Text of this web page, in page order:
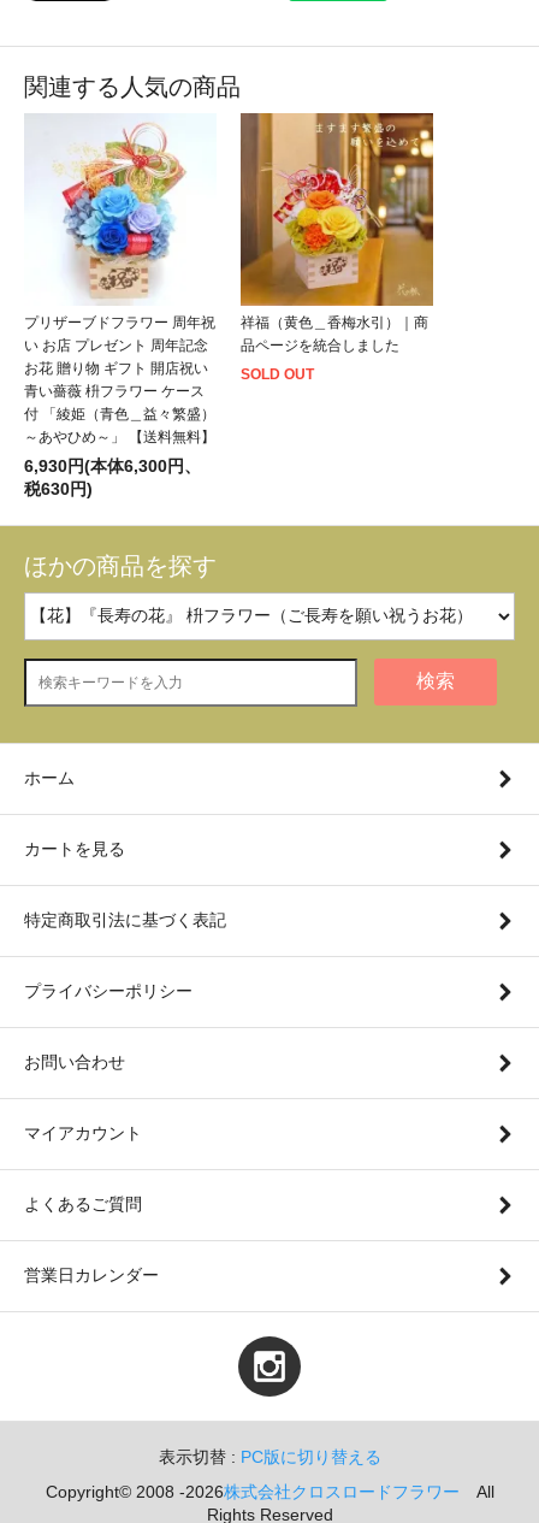
関連する人気の商品
プリザーブドフラワー 周年祝
い お店 プレゼント 周年記念
お花 贈り物 ギフト 開店祝い
青い薔薇 枡フラワー ケース
付 「綾姫（青色＿益々繁盛）
～あやひめ～」 【送料無料】
6,930円(本体6,300円、
税630円)
祥福（黄色＿香梅水引）｜商
品ページを統合しました
SOLD OUT
ほかの商品を探す
検索
ホーム
カートを見る
特定商取引法に基づく表記
プライバシーポリシー
お問い合わせ
マイアカウント
よくあるご質問
営業日カレンダー
表示切替 : PC版に切り替える
Copyright© 2008 -2026株式会社クロスロードフラワー All
Rights Reserved